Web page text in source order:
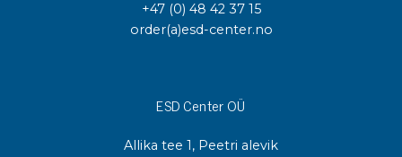
+47 (0) 48 42 37 15
order(a)esd-center.no
ESD Center OÜ
Allika tee 1, Peetri alevik